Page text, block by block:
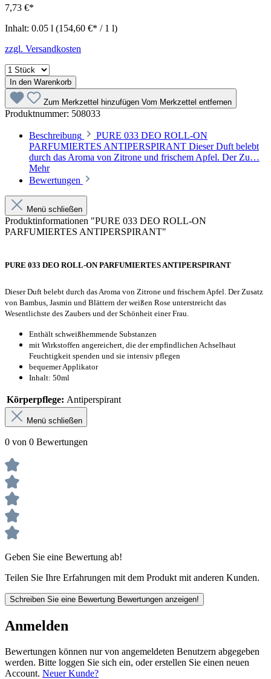
7,73 €*
Inhalt: 0.05 l (154,60 €* / 1 l)
zzgl. Versandkosten
In den Warenkorb
Zum Merkzettel hinzufügen Vom Merkzettel entfernen
Produktnummer: 508033
Beschreibung
PURE 033 DEO ROLL-ON
PARFUMIERTES ANTIPERSPIRANT Dieser Duft belebt
durch das Aroma von Zitrone und frischem Apfel. Der Zu…
Mehr
Bewertungen
Menü schließen
Produktinformationen "PURE 033 DEO ROLL-ON
PARFUMIERTES ANTIPERSPIRANT"
PURE 033 DEO ROLL-ON PARFUMIERTES ANTIPERSPIRANT
Dieser Duft belebt durch das Aroma von Zitrone und frischem Apfel. Der Zusatz
von Bambus, Jasmin und Blättern der weißen Rose unterstreicht das
Wesentlichste des Zaubers und der Schönheit einer Frau.
Enthält schweißhemmende Substanzen
mit Wirkstoffen angereichert, die der empfindlichen Achselhaut
Feuchtigkeit spenden und sie intensiv pflegen
bequemer Applikator
Inhalt: 50ml
Körperpflege: Antiperspirant
Menü schließen
0 von 0 Bewertungen
Geben Sie eine Bewertung ab!
Teilen Sie Ihre Erfahrungen mit dem Produkt mit anderen Kunden.
Schreiben Sie eine Bewertung Bewertungen anzeigen!
Anmelden
Bewertungen können nur von angemeldeten Benutzern abgegeben
werden. Bitte loggen Sie sich ein, oder erstellen Sie einen neuen
Account. Neuer Kunde?